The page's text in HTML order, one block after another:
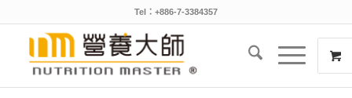
Tel：+886-7-3384357